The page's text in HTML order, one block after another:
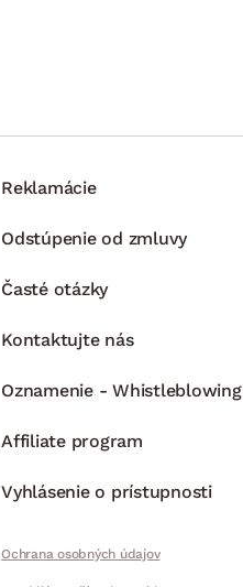
Reklamácie
Odstúpenie od zmluvy
Časté otázky
Kontaktujte nás
Oznamenie - Whistleblowing
Affiliate program
Vyhlásenie o prístupnosti
Ochrana osobných údajov